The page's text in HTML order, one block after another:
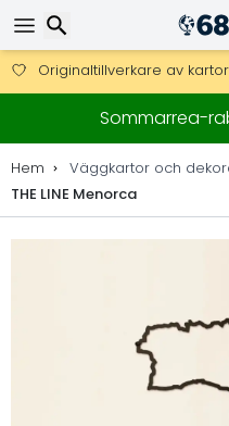
Få fri frakt på beställningar
DHL Express över natten är
30 dagar för retur, 90
Originaltillverkare av
Sommarrea-
Hem Väggkartor och
THE LINE Menorca